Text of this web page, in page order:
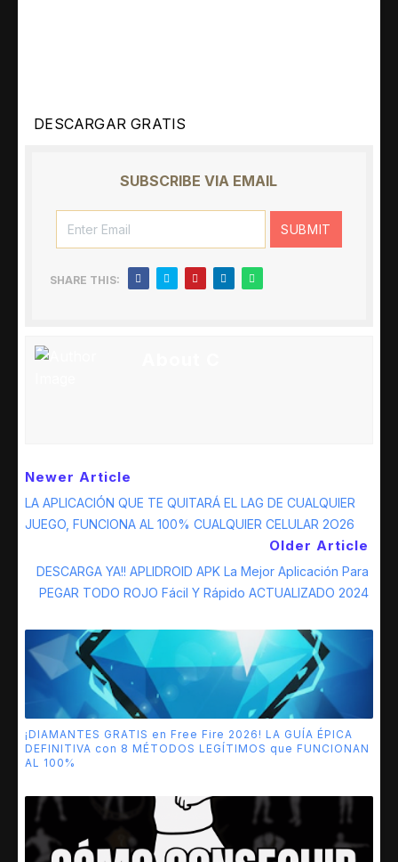
DESCARGAR GRATIS
SUBSCRIBE VIA EMAIL
SHARE THIS:
Newer Article
LA APLICACIÓN QUE TE QUITARÁ EL LAG DE CUALQUIER
JUEGO, FUNCIONA AL 100% CUALQUIER CELULAR 2O26
Older Article
DESCARGA YA!! APLIDROID APK La Mejor Aplicación Para
PEGAR TODO ROJO Fácil Y Rápido ACTUALIZADO 2024
¡DIAMANTES GRATIS en Free Fire 2026! LA GUÍA ÉPICA
DEFINITIVA con 8 MÉTODOS LEGÍTIMOS que FUNCIONAN
AL 100%